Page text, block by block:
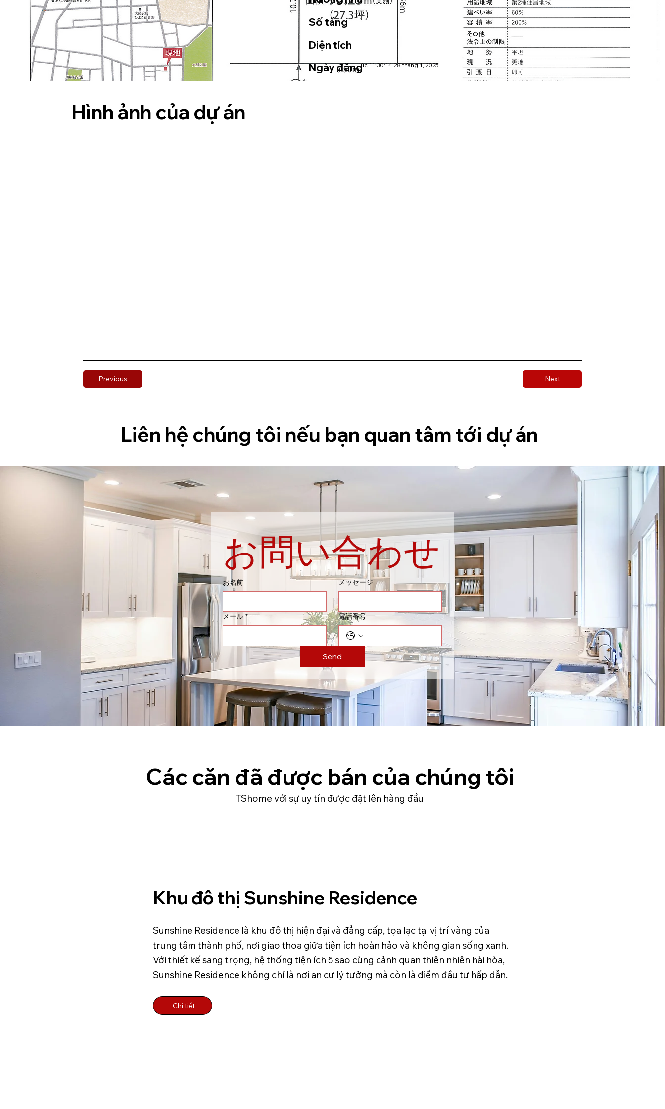
Số tầng
1
Diện tích
Ngày đănglúc 11:30:14 28 tháng 1, 2025
Hình ảnh của dự án
Previous Next
Liên hệ chúng tôi nếu bạn quan tâm tới dự án
お問い合わせ
お名前 メッセージ
メール * 電話番号
Send
Các căn đã được bán của chúng tôi
TShome với sự uy tín được đặt lên hàng đầu
Khu đô thị Sunshine Residence
Sunshine Residence là khu đô thị hiện đại và đẳng cấp, tọa lạc tại vị trí vàng của
trung tâm thành phố, nơi giao thoa giữa tiện ích hoàn hảo và không gian sống xanh.
Với thiết kế sang trọng, hệ thống tiện ích 5 sao cùng cảnh quan thiên nhiên hài hòa,
Sunshine Residence không chỉ là nơi an cư lý tưởng mà còn là điểm đầu tư hấp dẫn.
Chi tiết